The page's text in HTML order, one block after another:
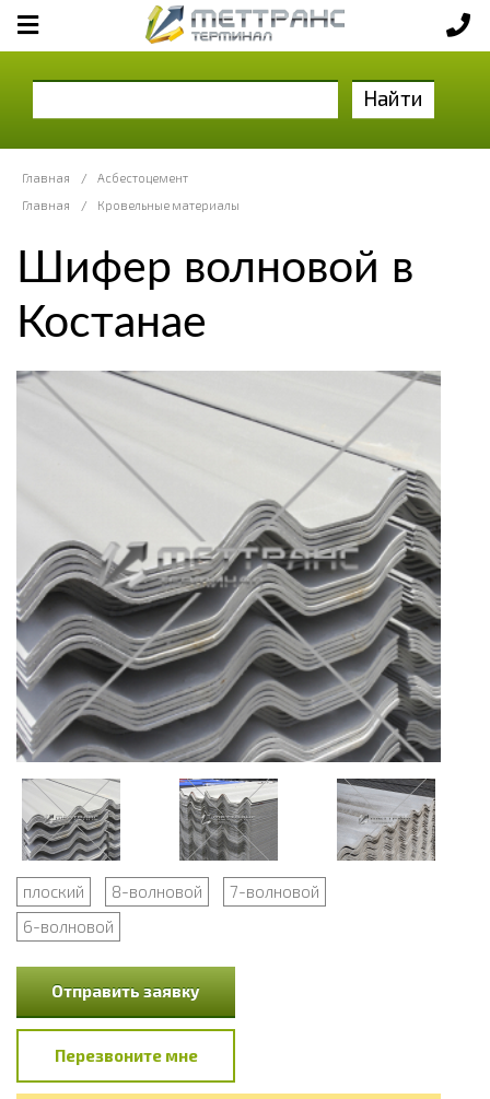
Найти
Главная /
Асбестоцемент
Главная
/ Кровельные материалы
Шифер волновой в
Костанае
плоский 8-волновой
7-волновой
6-волновой
Отправить заявку
Перезвоните мне